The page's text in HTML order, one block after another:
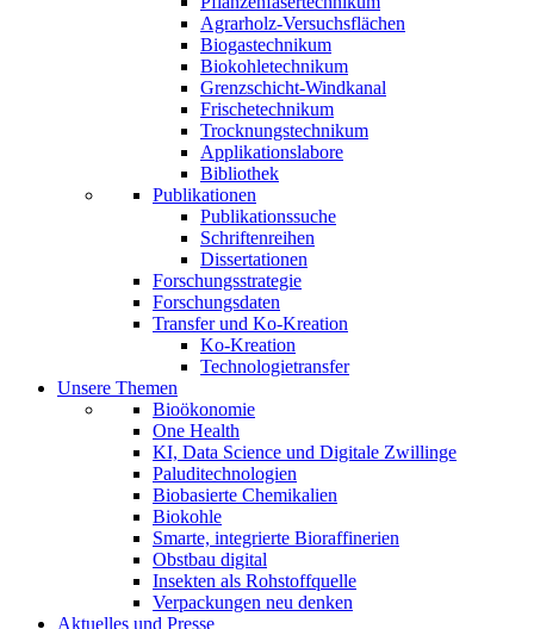
Agrarholz-Versuchsflächen
Biogastechnikum
Biokohletechnikum
Grenzschicht-Windkanal
Frischetechnikum
Trocknungstechnikum
Applikationslabore
Bibliothek
Publikationen
Publikationssuche
Schriftenreihen
Dissertationen
Forschungsstrategie
Forschungsdaten
Transfer und Ko-Kreation
Ko-Kreation
Technologietransfer
Unsere Themen
Bioökonomie
One Health
KI, Data Science und Digitale Zwillinge
Paluditechnologien
Biobasierte Chemikalien
Biokohle
Smarte, integrierte Bioraffinerien
Obstbau digital
Insekten als Rohstoffquelle
Verpackungen neu denken
Aktuelles und Presse